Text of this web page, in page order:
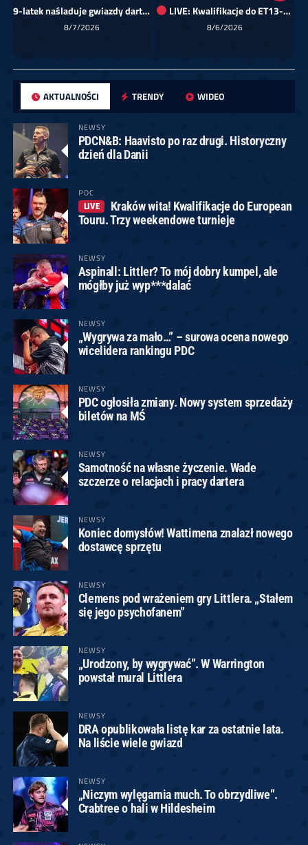
9-latek naśladuje gwiazdy darta!
8/7/2026
LIVE: Kwalifikacje do ET13-14 dla Europy Wschodniej
8/6/2026
AKTUALNOŚCI TRENDY WIDEO
NEWSY
PDCN&B: Haavisto po raz drugi. Historyczny
dzień dla Danii
PDC
LIVE
Kraków wita! Kwalifikacje do European
Touru. Trzy weekendowe turnieje
NEWSY
Aspinall: Littler? To mój dobry kumpel, ale
mógłby już wyp***dalać
NEWSY
„Wygrywa za mało…” – surowa ocena nowego
wicelidera rankingu PDC
NEWSY
PDC ogłosiła zmiany. Nowy system sprzedaży
biletów na MŚ
NEWSY
Samotność na własne życzenie. Wade
szczerze o relacjach i pracy dartera
NEWSY
Koniec domysłów! Wattimena znalazł nowego
dostawcę sprzętu
NEWSY
Clemens pod wrażeniem gry Littlera. „Stałem
się jego psychofanem”
NEWSY
„Urodzony, by wygrywać”. W Warrington
powstał mural Littlera
NEWSY
DRA opublikowała listę kar za ostatnie lata.
Na liście wiele gwiazd
NEWSY
„Niczym wylęgarnia much. To obrzydliwe”.
Crabtree o hali w Hildesheim